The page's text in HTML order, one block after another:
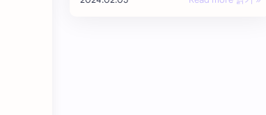
면이 사라져서 안 나올 때가 있습니다. 주